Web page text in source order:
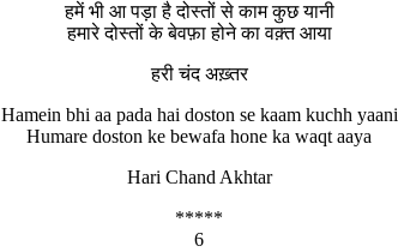
हमें भी आ पड़ा है दोस्तों से काम कुछ यानी
हमारे दोस्तों के बेवफ़ा होने का वक़्त आया
हरी चंद अख़्तर
Hamein bhi aa pada hai doston se kaam kuchh yaani
Humare doston ke bewafa hone ka waqt aaya
Hari Chand Akhtar
*****
6